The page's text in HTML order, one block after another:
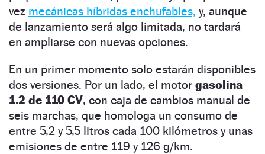
vez mecánicas híbridas enchufables, y, aunque
de lanzamiento será algo limitada, no tardará
en ampliarse con nuevas opciones.
En un primer momento solo estarán disponibles
dos versiones. Por un lado, el motor gasolina
1.2 de 110 CV, con caja de cambios manual de
seis marchas, que homologa un consumo de
entre 5,2 y 5,5 litros cada 100 kilómetros y unas
emisiones de entre 119 y 126 g/km.